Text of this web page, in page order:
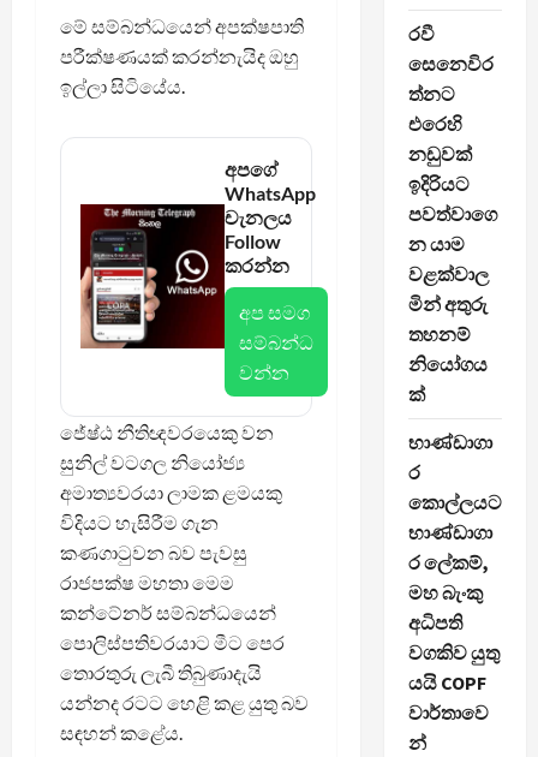
මේ සම්බන්ධයෙන් අපක්ෂපාති
පරීක්ෂණයක් කරන්නැයිද ඔහු
ඉල්ලා සිටියේය.
අපගේ
WhatsApp
චැනලය
Follow
කරන්න
අප සමග
සම්බන්ධ
වන්න
ජේෂ්ඨ නීතිඥවරයෙකු වන
සුනිල් වටගල නියෝජ්‍ය
අමාත්‍යවරයා ලාමක ළමයකු
විදියට හැසිරීම ගැන
කණගාටුවන බව පැවසු
රාජපක්ෂ මහතා මෙම
කන්ටේනර් සම්බන්ධයෙන්
පොලිස්පතිවරයාට මීට පෙර
තොරතුරු ලැබී තිබුණාදැයි
යන්නද රටට හෙළි කළ යුතු බව
සඳහන් කළේය.
රවී
සෙනෙවිර
ත්නට
එරෙහි
නඩුවක්
ඉදිරියට
පවත්වාගෙ
න යාම
වළක්වාල
මින් අතුරු
තහනම්
නියෝගය
ක්
භාණ්ඩාගා
ර
කොල්ලයට
භාණ්ඩාගා
ර ලේකම්,
මහ බැංකු
අධිපති
වගකිව යුතු
යයි COPF
වාර්තාවෙ
න්